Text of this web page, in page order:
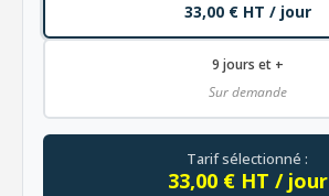
33,00 € HT / jour
9 jours et +
Sur demande
Tarif sélectionné :
33,00 € HT / jour